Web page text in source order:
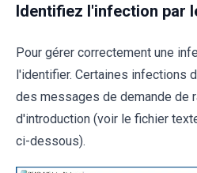
Identifiez l'infection par
Pour gérer correctement une
l'identifier. Certaines infections
des messages de demande de
d'introduction (voir le fichier
ci-dessous).